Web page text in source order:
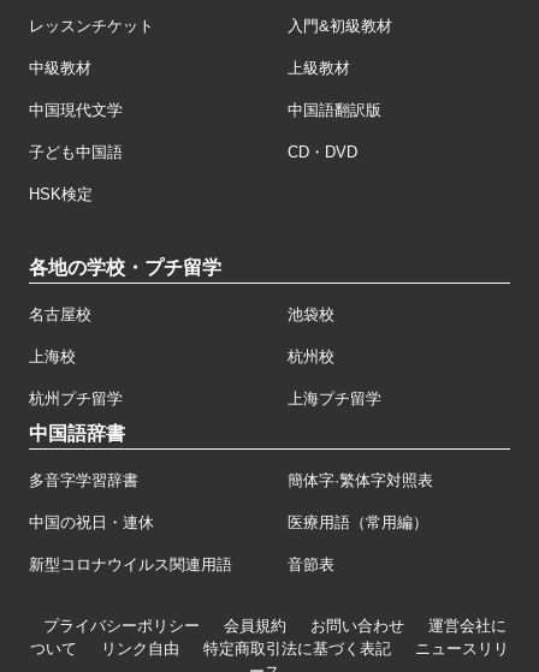
レッスンチケット 入門&初級教材
中級教材 上級教材
中国現代文学 中国語翻訳版
子ども中国語 CD・DVD
HSK検定
各地の学校・プチ留学
名古屋校 池袋校
上海校 杭州校
杭州プチ留学 上海プチ留学
中国語辞書
多音字学習辞書 簡体字·繁体字対照表
中国の祝日・連休 医療用語（常用編）
新型コロナウイルス関連用語 音節表
プライバシーポリシー 会員規約 お問い合わせ
運営会社に
ついて
リンク自由 特定商取引法に基づく表記
ニュースリリ